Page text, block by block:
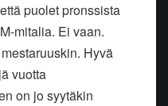
puolet pronssista
mitalia. Ei vaan.
mestaruuskin. Hyvä
vuotta
on jo syytäkin